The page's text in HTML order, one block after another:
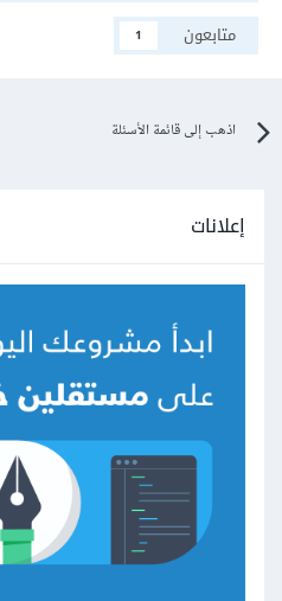
متابعون
1
اذهب إلى قائمة الأسئلة
إعلانات